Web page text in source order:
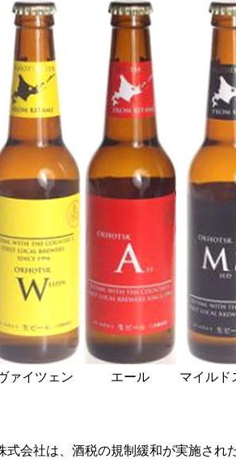
ァイツェン エール マイルド
式会社は、酒税の規制緩和が実施され